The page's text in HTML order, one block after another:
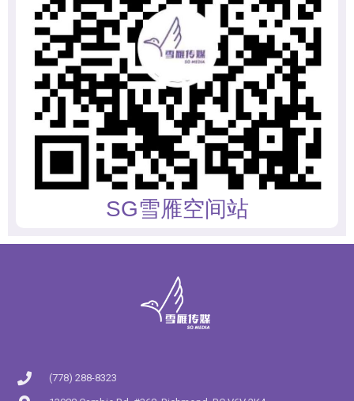
SG雪雁空间站
(778) 288-8323